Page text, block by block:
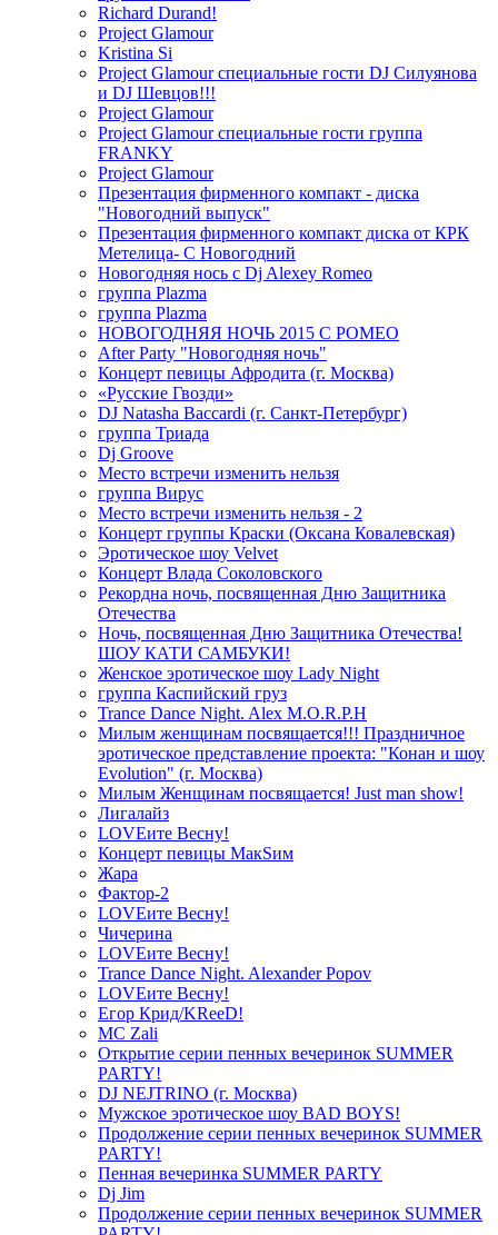
Richard Durand!
Project Glamour
Kristina Si
Project Glamour специальные гости DJ Силуянова
и DJ Шевцов!!!
Project Glamour
Project Glamour специальные гости группа
FRANKY
Project Glamour
Презентация фирменного компакт - диска
"Новогодний выпуск"
Презентация фирменного компакт диска от КРК
Метелица- С Новогодний
Новогодняя нось с Dj Alexey Romeo
группа Plazma
группа Plazma
НОВОГОДНЯЯ НОЧЬ 2015 C РОМЕО
After Party "Новогодняя ночь"
Концерт певицы Афродита (г. Москва)
«Русские Гвозди»
DJ Natasha Baccardi (г. Санкт-Петербург)
группа Триада
Dj Groove
Место встречи изменить нельзя
группа Вирус
Место встречи изменить нельзя - 2
Концерт группы Краски (Оксана Ковалевская)
Эротическое шоу Velvet
Концерт Влада Соколовского
Рекордна ночь, посвященная Дню Защитника
Отечества
Ночь, посвященная Дню Защитника Отечества!
ШОУ КАТИ САМБУКИ!
Женское эротическое шоу Lady Night
группа Каспийский груз
Trance Dance Night. Alex M.O.R.P.H
Милым женщинам посвящается!!! Праздничное
эротическое представление проекта: "Конан и шоу
Evolution" (г. Москва)
Милым Женщинам посвящается! Just man show!
Лигалайз
LOVEите Весну!
Концерт певицы МакSим
Жара
Фактор-2
LOVEите Весну!
Чичерина
LOVEите Весну!
Trance Dance Night. Alexander Popov
LOVEите Весну!
Егор Крид/KReeD!
MC Zali
Открытие серии пенных вечеринок SUMMER
PARTY!
DJ NEJTRINO (г. Москва)
Мужское эротическое шоу BAD BOYS!
Продолжение серии пенных вечеринок SUMMER
PARTY!
Пенная вечеринка SUMMER PARTY
Dj Jim
Продолжение серии пенных вечеринок SUMMER